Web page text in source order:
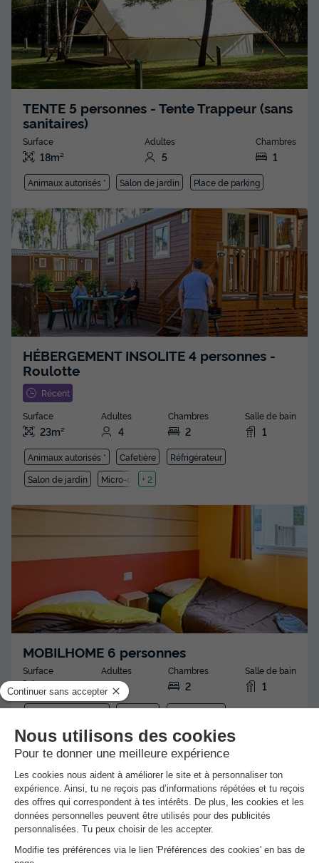
TENTE 5 personnes - Tente Trappeur (sans
sanitaires)
Surface
18m²
Adultes
5
Chambres
1
Animaux autorisés * Salon de jardin Place de parking
HÉBERGEMENT INSOLITE 4 personnes -
Roulotte
Récent
Surface
23m²
Adultes
4
Chambres
2
Salle de bain
1
Animaux autorisés * Cafetière
Réfrigérateur
Salon de jardin
Micro-ondes
+ 2
MOBILHOME 6 personnes
Surface
23m²
Adultes
6
Chambres
2
Salle de bain
1
Animaux autorisés * Cafetière
Réfrigérateur
Salon de jardin
Micro-ondes
+ 1